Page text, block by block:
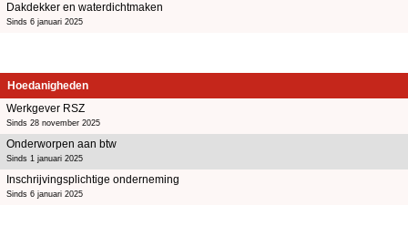
Dakdekker en waterdichtmaken
Sinds 6 januari 2025
Hoedanigheden
Werkgever RSZ
Sinds 28 november 2025
Onderworpen aan btw
Sinds 1 januari 2025
Inschrijvingsplichtige onderneming
Sinds 6 januari 2025